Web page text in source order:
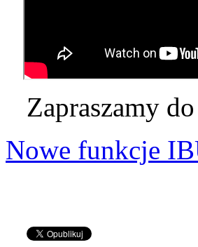
Zapraszamy
Nowe funkcje